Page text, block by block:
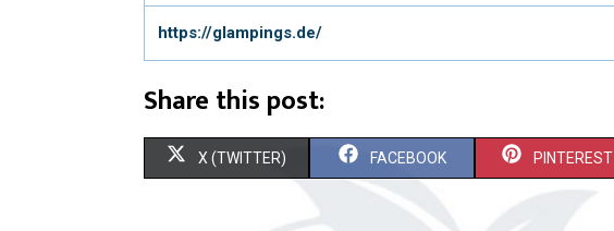
https://glampings.de/
Share this post:
X (TWITTER) FACEBOOK PINTEREST